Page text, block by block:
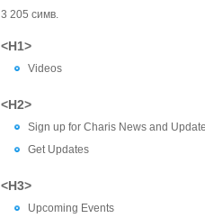
3 205 симв.
<H1>
Videos
<H2>
Sign up for Charis News and
Get Updates
<H3>
Upcoming Events